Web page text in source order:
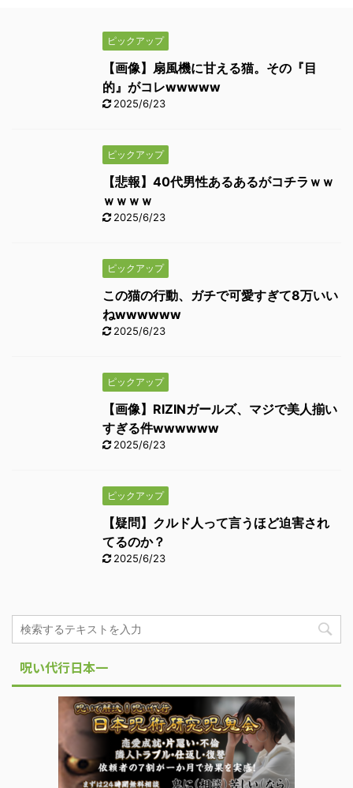
ピックアップ
【画像】扇風機に甘える猫。その『目
的』がコレwwwww
2025/6/23
ピックアップ
【悲報】40代男性あるあるがコチラｗｗ
ｗｗｗｗ
2025/6/23
ピックアップ
この猫の行動、ガチで可愛すぎて8万いい
ねwwwwww
2025/6/23
ピックアップ
【画像】RIZINガールズ、マジで美人揃い
すぎる件wwwwww
2025/6/23
ピックアップ
【疑問】クルド人って言うほど迫害され
てるのか？
2025/6/23
呪い代行日本一